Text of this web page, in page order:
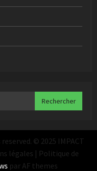
© 2025 IMPACT
légales | Politique de
par AF themes